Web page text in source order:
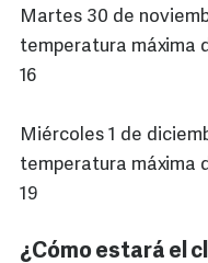
Martes 30 de
temperatura máxima
16
Miércoles 1 de
temperatura máxima
19
¿Cómo estará el